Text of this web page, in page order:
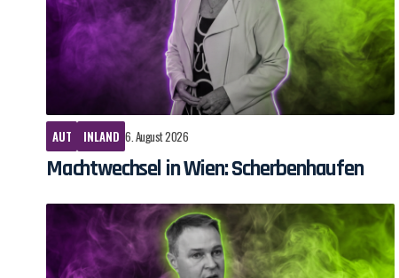
AUT INLAND 6. August 2026
Machtwechsel in Wien: Scherbenhaufen